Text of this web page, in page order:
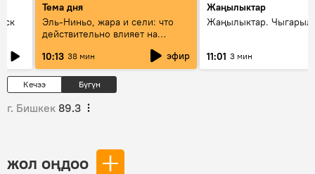
Тема дня
Эль-Ниньо, жара и сели: что
действительно влияет на
10:13 38 мин эфир
Жаңылыктар
Жаңылыктар.
11:01 3 мин
Кечээ Бүгүн
г. Бишкек 89.3
жол оңдоо